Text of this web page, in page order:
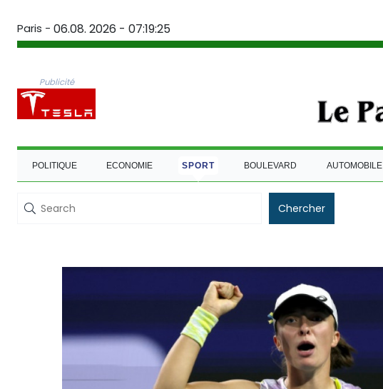
Paris - 06.08. 2026 - 07:19:26
Publicité
POLITIQUE ECONOMIE SPORT BOULEVARD AUTOMOBILE
Chercher